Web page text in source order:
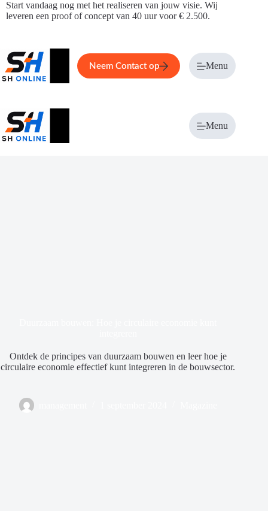
Ga
naar
Start vandaag nog met het realiseren van jouw visie. Wij
leveren een proof of concept van 40 uur voor € 2.500.
Home Service Over ons
Neem Contact op Menu
Menu
Ontdek de principes van duurzaam bouwen en leer hoe je
circulaire economie effectief kunt integreren in de bouwsector.